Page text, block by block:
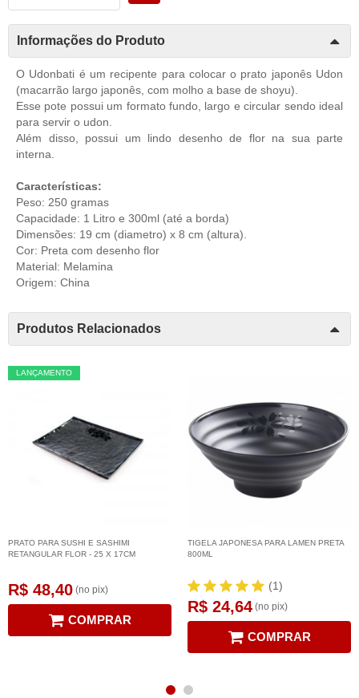
Informações do Produto
O Udonbati é um recipente para colocar o prato japonês Udon
(macarrão largo japonês, com molho a base de shoyu).
Esse pote possui um formato fundo, largo e circular sendo ideal
para servir o udon.
Além disso, possui um lindo desenho de flor na sua parte
interna.
Características:
Peso: 250 gramas
Capacidade: 1 Litro e 300ml (até a borda)
Dimensões: 19 cm (diametro) x 8 cm (altura).
Cor: Preta com desenho flor
Material: Melamina
Origem: China
Produtos Relacionados
LANÇAMENTO
PRATO PARA SUSHI E SASHIMI
RETANGULAR FLOR - 25 X 17CM
R$ 48,40 (no pix)
COMPRAR
TIGELA JAPONESA PARA LAMEN PRETA
800ML
(1)
R$ 24,64 (no pix)
COMPRAR